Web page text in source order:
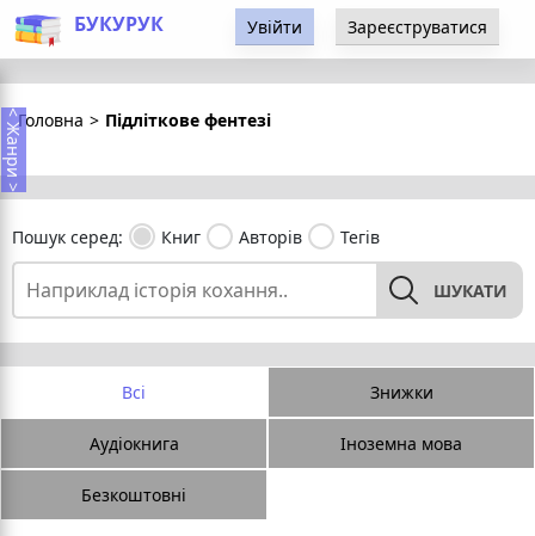
БУКУРУК Увійти Зареєструватися
Головна > Підліткове фентезі
Пошук серед: Книг Авторів Тегів
ШУКАТИ
< Жанри >
Всі Знижки
Аудіокнига Іноземна мова
Безкоштовні